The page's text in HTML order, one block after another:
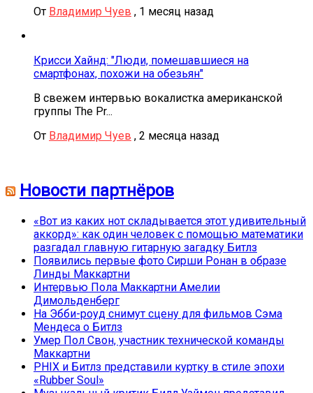
От Владимир Чуев , 1 месяц назад
Крисси Хайнд: "Люди, помешавшиеся на
смартфонах, похожи на обезьян"
В свежем интервью вокалистка американской
группы The Pr...
От Владимир Чуев , 2 месяца назад
Новости партнёров
«Вот из каких нот складывается этот удивительный
аккорд»: как один человек с помощью математики
разгадал главную гитарную загадку Битлз
Появились первые фото Сирши Ронан в образе
Линды Маккартни
Интервью Пола Маккартни Амелии
Димольденберг
На Эбби-роуд снимут сцену для фильмов Сэма
Мендеса о Битлз
Умер Пол Свон, участник технической команды
Маккартни
PHIX и Битлз представили куртку в стиле эпохи
«Rubber Soul»